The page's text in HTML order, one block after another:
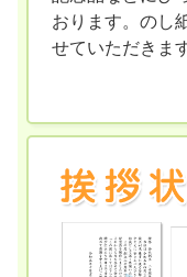
おります。のし
せていただきま